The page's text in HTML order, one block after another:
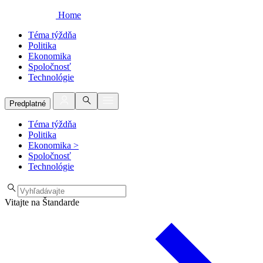
Home
Téma týždňa
Politika
Ekonomika
Spoločnosť
Technológie
Predplatné
Téma týždňa
Politika
Ekonomika >
Spoločnosť
Technológie
Vitajte na Štandarde